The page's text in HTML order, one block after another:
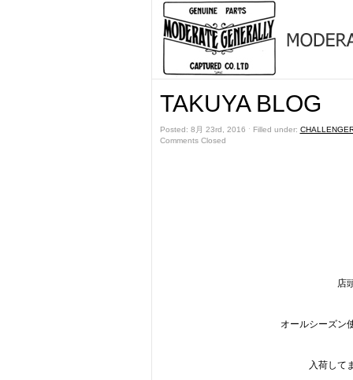
TAKUYA BLOG
Posted: 8月 23rd, 2016 ˑ Filled under:
Comments Closed
店
オールシーズン
入荷して